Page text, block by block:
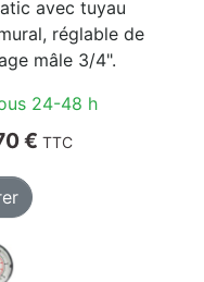
avec tuyau
réglable de
mâle 3/4".
24-48 h
€ TTC